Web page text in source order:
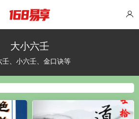
大小六壬
壬、小六壬、金口诀等